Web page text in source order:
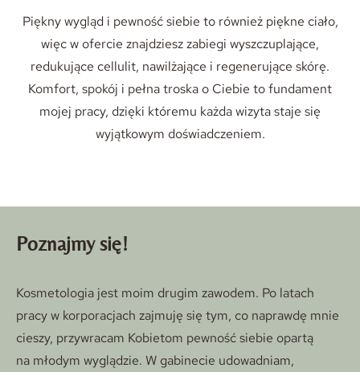
Piękny wygląd i pewność siebie to również piękne ciało,
więc w ofercie znajdziesz zabiegi wyszczuplające,
redukujące cellulit, nawilżające i regenerujące skórę.
Komfort, spokój i pełna troska o Ciebie to fundament
mojej pracy, dzięki któremu każda wizyta staje się
wyjątkowym doświadczeniem.
Poznajmy się!
Kosmetologia jest moim drugim zawodem. Po latach
pracy w korporacjach zajmuję się tym, co naprawdę mnie
cieszy, przywracam Kobietom pewność siebie opartą
na młodym wyglądzie. W gabinecie udowadniam,